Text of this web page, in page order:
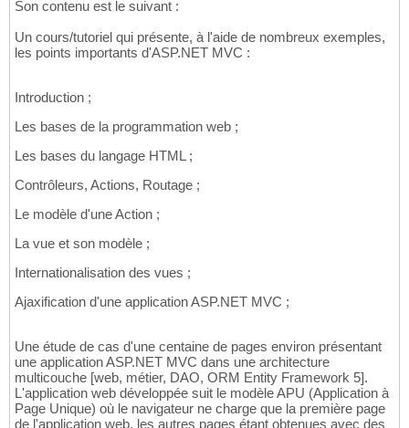
Son contenu est le suivant :
Un cours/tutoriel qui présente, à l'aide de nombreux exemples,
les points importants d'ASP.NET MVC :
Introduction ;
Les bases de la programmation web ;
Les bases du langage HTML ;
Contrôleurs, Actions, Routage ;
Le modèle d'une Action ;
La vue et son modèle ;
Internationalisation des vues ;
Ajaxification d'une application ASP.NET MVC ;
Une étude de cas d'une centaine de pages environ présentant
une application ASP.NET MVC dans une architecture
multicouche [web, métier, DAO, ORM Entity Framework 5].
L'application web développée suit le modèle APU (Application à
Page Unique) où le navigateur ne charge que la première page
de l'application web, les autres pages étant obtenues avec des